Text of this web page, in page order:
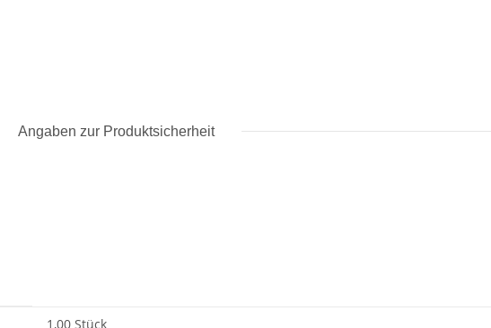
Angaben zur Produktsicherheit
1,00 Stück